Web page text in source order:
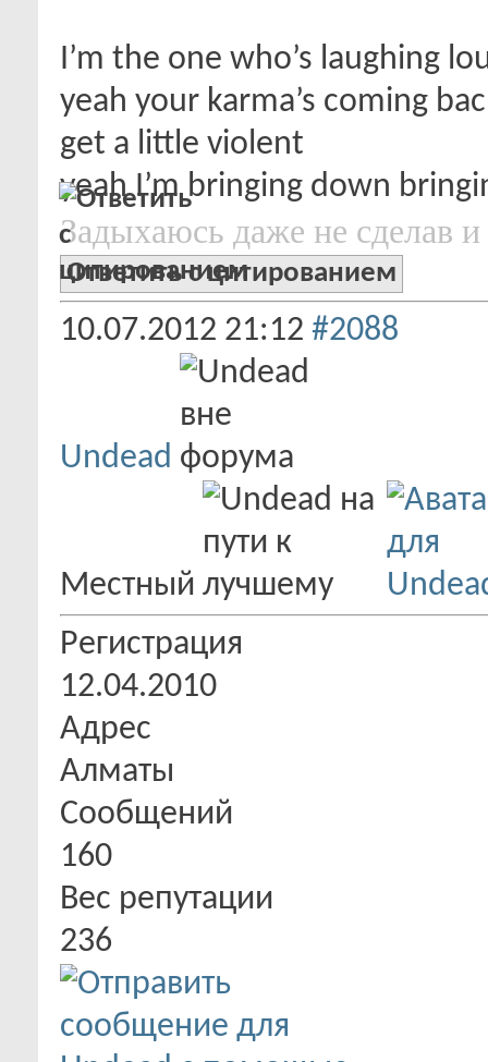
I’m the one who’s laughing
yeah your karma’s coming
get a little violent
yeah I’m bringing down
Задыхаюсь даже не сделав и
Ответить с цитированием
10.07.2012 21:12 #2088
Undead
Местный
Регистрация
12.04.2010
Адрес
Алматы
Сообщений
160
Вес репутации
236